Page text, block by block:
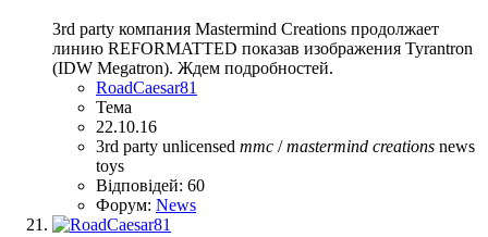
3rd party компания Mastermind Creations продолжает
линию REFORMATTED показав изображения Tyrantron
(IDW Megatron). Ждем подробностей.
RoadCaesar81
Тема
22.10.16
3rd party unlicensed mmc /mastermind creations news
toys
Відповідей: 60
Форум: News